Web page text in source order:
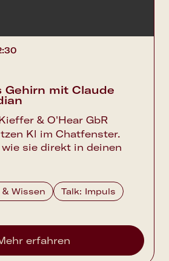
Gehirn mit Claude
& O'Hear GbR
Kl im Chatfenster.
sie direkt in deinen
& Wissen Talk: Impuls
erfahren